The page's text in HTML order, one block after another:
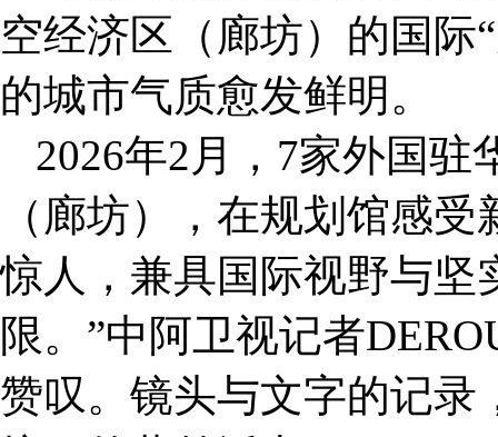
空经济区（廊坊）的国际
的城市气质愈发鲜明。
2026年2月，7家外国驻
（廊坊），在规划馆感
惊人，兼具国际视野与坚
限。”中阿卫视记者
赞叹。镜头与文字的记录